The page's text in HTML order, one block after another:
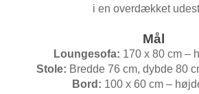
i en overdækket
Mål
Loungesofa: 170 x 80 cm –
Stole: Bredde 76 cm, dybde 80
Bord: 100 x 60 cm –